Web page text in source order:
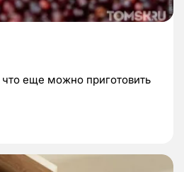
что еще можно приготовить